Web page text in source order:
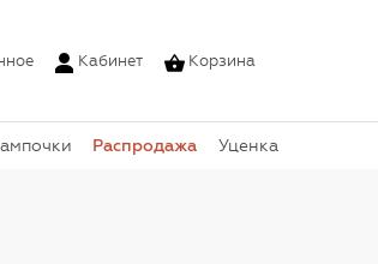
Кабинет Корзина
Распродажа Уценка